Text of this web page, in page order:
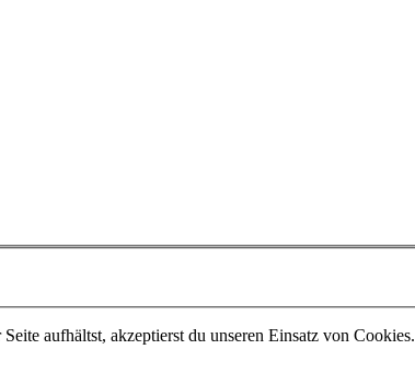
aufhältst, akzeptierst du unseren Einsatz von Cookies.